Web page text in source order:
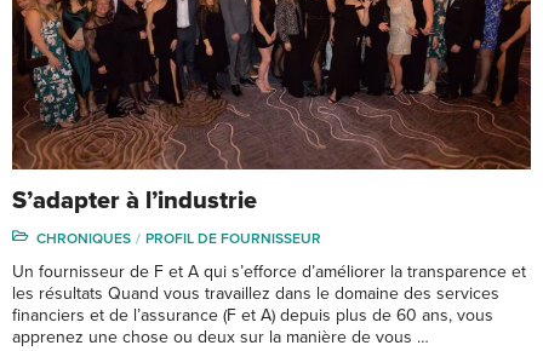
S’adapter à l’industrie
CHRONIQUES PROFIL DE FOURNISSEUR
Un fournisseur de F et A qui s’efforce d’améliorer la transparence et
les résultats Quand vous travaillez dans le domaine des services
financiers et de l’assurance (F et A) depuis plus de 60 ans, vous
apprenez une chose ou deux sur la manière de vous …